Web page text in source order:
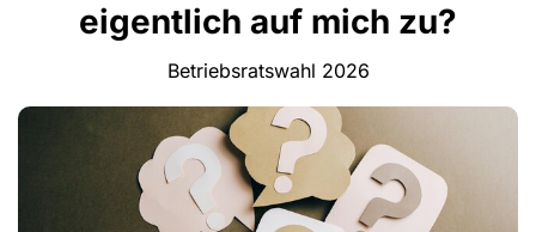
eigentlich auf mich zu?
Betriebsratswahl 2026